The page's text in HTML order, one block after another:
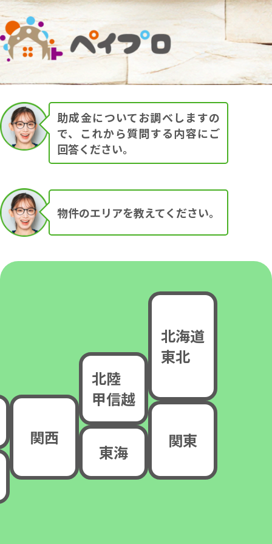
外壁塗装を行うときに、地域に
よっては10万円〜30万円の助成
金が支給される可能性がありま
助成金についてお調べしますの
で、これから質問する内容にご
回答ください。
物件のエリアを教えてください。
北海道
東北
関東
北陸
甲信越
東海
関西